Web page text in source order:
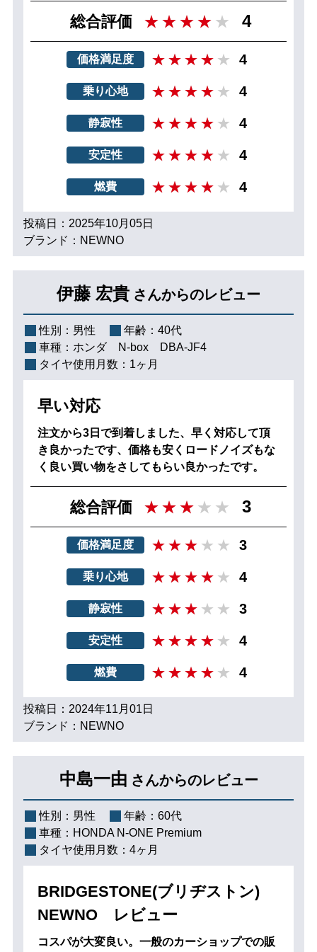
総合評価 4
価格満足度 4
乗り心地 4
静寂性 4
安定性 4
燃費 4
投稿日：2025年10月05日
ブランド：NEWNO
伊藤 宏貴 さんからのレビュー
性別： 男性 年齢： 40代
車種： ホンダ N‐box DBA-JF4
タイヤ使用月数： 1ヶ月
早い対応
注文から3日で到着しました、早く対応して頂
き良かったです、価格も安くロードノイズもな
く良い買い物をさしてもらい良かったです。
総合評価 3
価格満足度 3
乗り心地 4
静寂性 3
安定性 4
燃費 4
投稿日：2024年11月01日
ブランド：NEWNO
中島一由 さんからのレビュー
性別： 男性 年齢： 60代
車種： HONDA N-ONE Premium
タイヤ使用月数： 4ヶ月
BRIDGESTONE(ブリヂストン)
NEWNO レビュー
コスパが大変良い。一般のカーショップでの販